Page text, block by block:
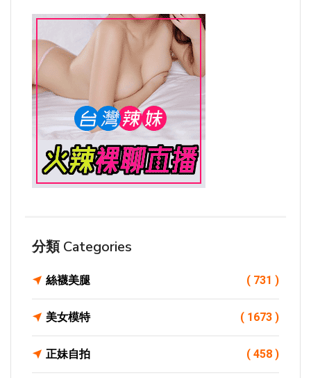
分類 Categories
絲襪美腿 ( 731 )
美女模特 ( 1673 )
正妹自拍 ( 458 )